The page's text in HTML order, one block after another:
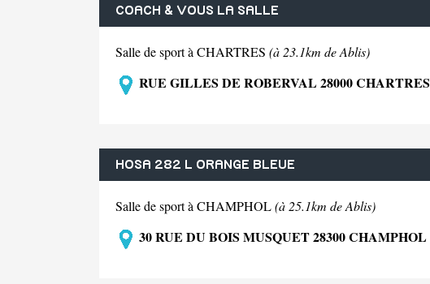
COACH & VOUS LA SALLE
Salle de sport à CHARTRES (à 23.1km de Ablis)
RUE GILLES DE ROBERVAL 28000 CHARTRES
HOSA 282 L ORANGE BLEUE
Salle de sport à CHAMPHOL(à 25.1km de Ablis)
30 RUE DU BOIS MUSQUET 28300 CHAMPHOL